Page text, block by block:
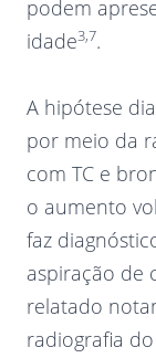
podem
idade3,7.
A hipótese
por meio da
com TC e
o aumento
faz
aspiração de
relatado
radiografia